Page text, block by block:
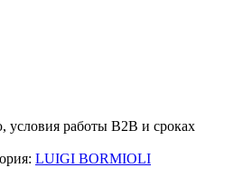
условия работы В2В и сроках
LUIGI BORMIOLI